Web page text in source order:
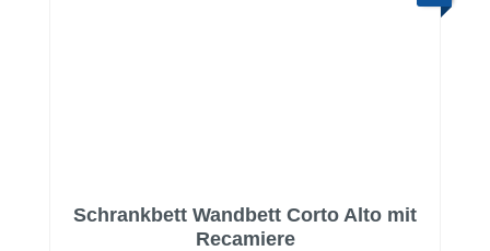
Schrankbett Wandbett Corto Alto mit
Recamiere